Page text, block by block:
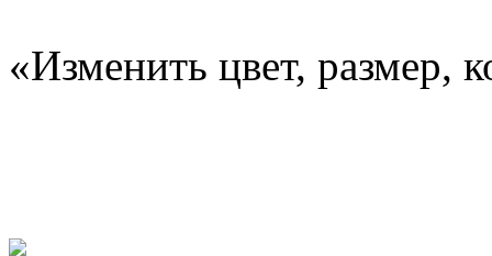
«Изменить цвет, размер,